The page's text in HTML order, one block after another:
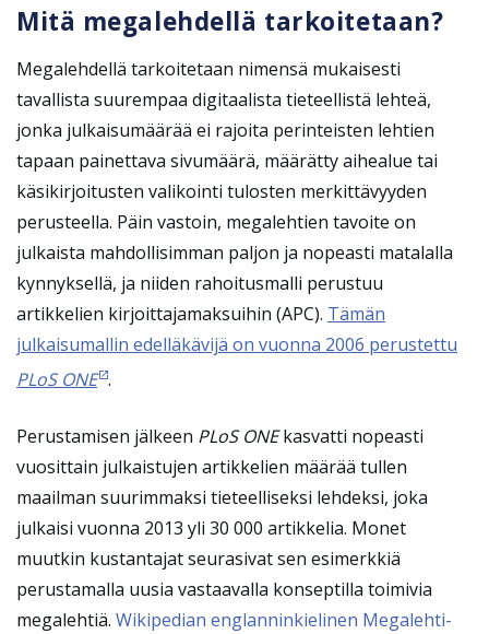
Mitä megalehdellä tarkoitetaan?
Megalehdellä tarkoitetaan nimensä mukaisesti
tavallista suurempaa digitaalista tieteellistä lehteä,
jonka julkaisumäärää ei rajoita perinteisten lehtien
tapaan painettava sivumäärä, määrätty aihealue tai
käsikirjoitusten valikointi tulosten merkittävyyden
perusteella. Päin vastoin, megalehtien tavoite on
julkaista mahdollisimman paljon ja nopeasti matalalla
kynnyksellä, ja niiden rahoitusmalli perustuu
artikkelien kirjoittajamaksuihin (APC). Tämän
julkaisumallin edelläkävijä on vuonna 2006 perustettu
PLoS ONE .
Perustamisen jälkeen PLoS ONEkasvatti nopeasti
vuosittain julkaistujen artikkelien määrää tullen
maailman suurimmaksi tieteelliseksi lehdeksi, joka
julkaisi vuonna 2013 yli 30 000 artikkelia. Monet
muutkin kustantajat seurasivat sen esimerkkiä
perustamalla uusia vastaavalla konseptilla toimivia
megalehtiä. Wikipedian englanninkielinen Megalehti-